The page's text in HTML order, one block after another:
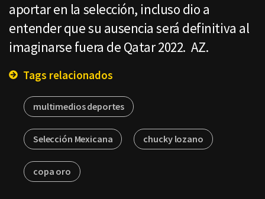
aportar en la selección, incluso dio a
entender que su ausencia será definitiva al
imaginarse fuera de Qatar 2022. AZ.
Tags relacionados
multimedios deportes
Selección Mexicana chucky lozano
copa oro